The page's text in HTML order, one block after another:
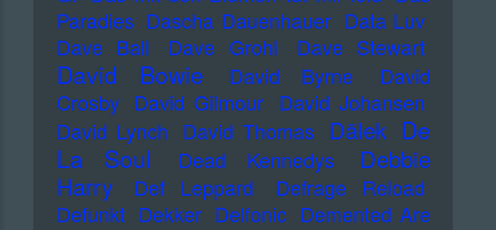
Paradies Dascha Dauenhauer Data Luv
Dave Ball
Dave Grohl Dave Stewart
David Bowie David Byrne
David
Crosby David Gilmour David Johansen
David Lynch David Thomas Dälek De
La Soul
Dead Kennedys
Debbie
Harry
Def Leppard
Defrage Reload
Defunkt Dekker Delfonic Demented Are